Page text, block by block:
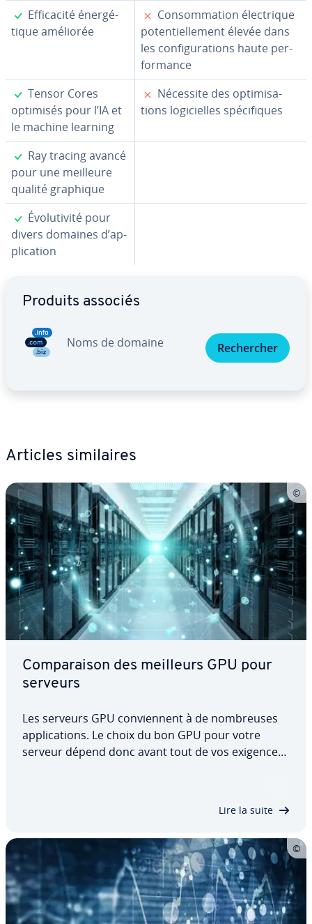
✓
Ef­fi­ca­cité éner­gé­
tique améliorée
✗
Con­som­ma­tion élec­trique
po­ten­tiel­le­ment élevée dans
les con­fi­gu­ra­tions haute per­
for­mance
✓
Tensor Cores
optimisés pour l’IA et
le machine learning
✗
Nécessite des op­ti­mi­sa­
tions lo­gi­cielles spé­ci­fiques
✓
Ray tracing avancé
pour une meilleure
qualité graphique
✓
Évo­lu­ti­vité pour
divers domaines d’ap­
pli­ca­tion
Produits associés
Noms de domaine Re­cher­cher
Articles si­mi­laires
Com­pa­rai­son des meilleurs GPU pour
serveurs
Les serveurs GPU con­vien­nent à de nom­breuses
ap­pli­ca­tions. Le choix du bon GPU pour votre
serveur dépend donc avant tout de vos exigences.
Lire la suite